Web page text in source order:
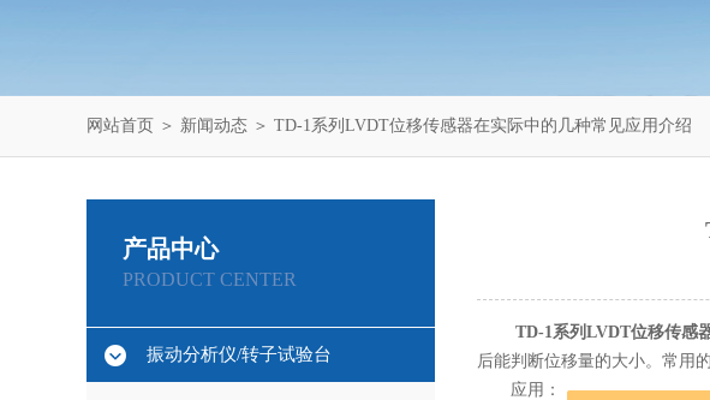
网站首页 ＞ 新闻动态 ＞ TD-1系列LVDT位移传感器在实际中的几种常见应用介绍
产品中心
PRODUCT CENTER
振动分析仪/转子试验台
TD-1系列LVDT位移传感
后能判断位移量的大小。常用
应用：